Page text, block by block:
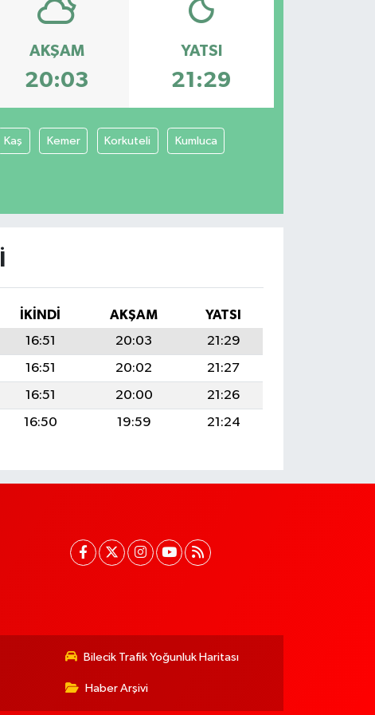
AKŞAM
20:03
YATSI
21:29
Kaş Kemer Korkuteli Kumluca
İKINDI AKŞAM
YATSI
16:51 20:03
21:29
16:51 20:02
21:27
16:51 20:00
21:26
16:50 19:59 21:24
Bilecik Trafik Yoğunluk Haritası
Haber Arşivi